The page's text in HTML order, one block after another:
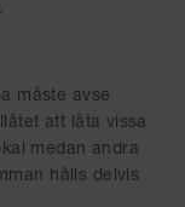
måste avse
att låta vissa
medan andra
hålls delvis